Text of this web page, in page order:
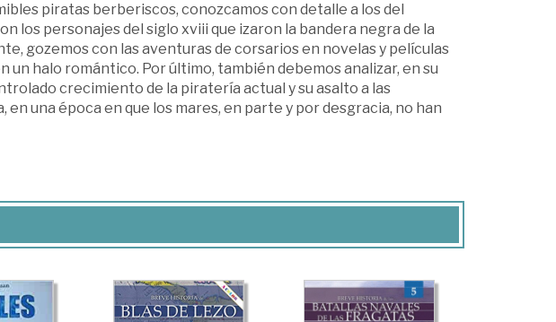
piratas berberiscos, conozcamos con detalle a los del
los personajes del siglo xviii que izaron la bandera negra de la
gozemos con las aventuras de corsarios en novelas y películas
un halo romántico. Por último, también debemos analizar, en su
crecimiento de la piratería actual y su asalto a las
una época en que los mares, en parte y por desgracia, no han